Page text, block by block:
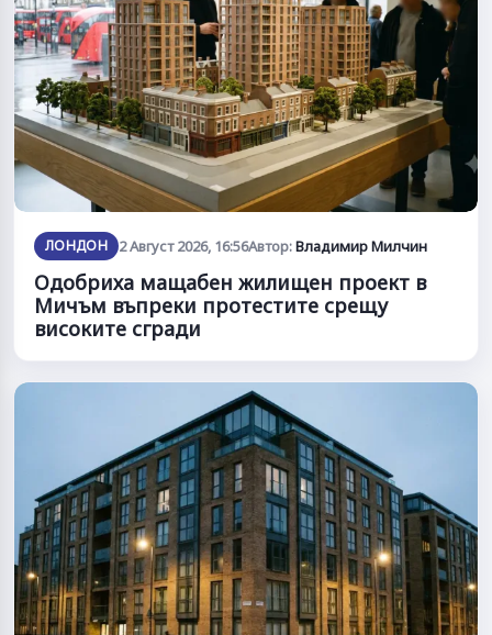
ЛОНДОН 2 Август 2026, 16:56Автор:Владимир Милчин
Одобриха мащабен жилищен проект в
Мичъм въпреки протестите срещу
високите сгради